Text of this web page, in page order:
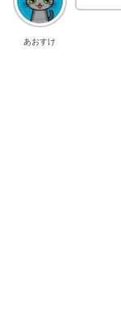
あおすけ